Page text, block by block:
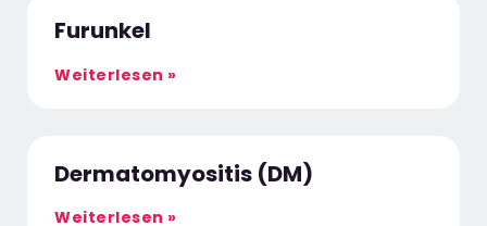
Furunkel
Weiterlesen »
Dermatomyositis (DM)
Weiterlesen »